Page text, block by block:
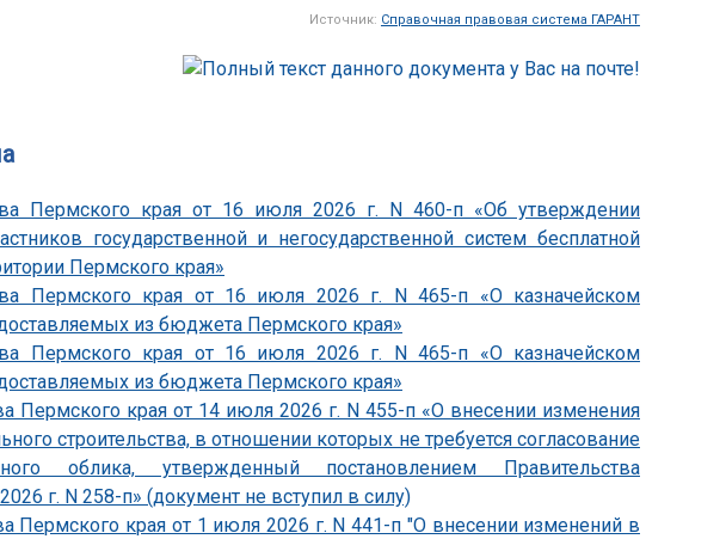
Источник: Справочная правовая система ГАРАНТ
Пермского края от 16 июля 2026 г. N 460-п «Об утверждении
государственной и негосударственной систем бесплатной
Пермского края»
Пермского края от 16 июля 2026 г. N 465-п «О казначейском
из бюджета Пермского края»
Пермского края от 16 июля 2026 г. N 465-п «О казначейском
из бюджета Пермского края»
Пермского края от 14 июля 2026 г. N 455-п «О внесении изменения
строительства, в отношении которых не требуется согласование
облика, утвержденный постановлением Правительства
г. N 258-п» (документ не вступил в силу)
Пермского края от 1 июля 2026 г. N 441-п "О внесении изменений в